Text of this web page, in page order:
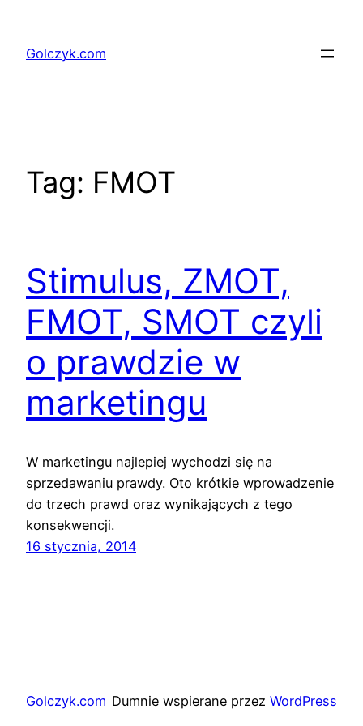
treściGolczyk.com
Tag: FMOT
Stimulus, ZMOT,
FMOT, SMOT czyli
o prawdzie w
marketingu
W marketingu najlepiej wychodzi się na
sprzedawaniu prawdy. Oto krótkie wprowadzenie
do trzech prawd oraz wynikających z tego
konsekwencji.
16 stycznia, 2014
Golczyk.com Dumnie wspierane przez WordPress